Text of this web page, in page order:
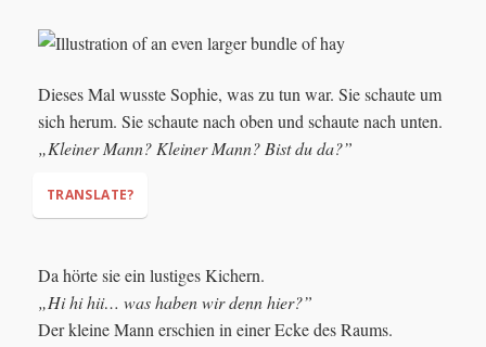
Dieses Mal wusste Sophie, was zu tun war. Sie schaute um
sich herum. Sie schaute nach oben und schaute nach unten.
„Kleiner Mann? Kleiner Mann? Bist du da?”
TRANSLATE?
"Little man? Little man? Are you there?"
Da hörte sie ein lustiges Kichern.
„Hi hi hii… was haben wir denn hier?”
Der kleine Mann erschien in einer Ecke des Raums.